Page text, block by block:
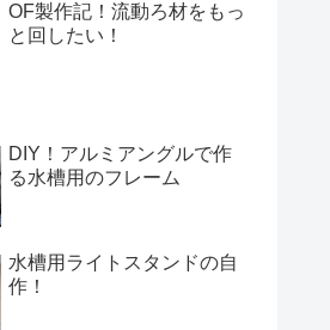
OF製作記！流動ろ材をもっ
と回したい！
DIY！アルミアングルで作
る水槽用のフレーム
水槽用ライトスタンドの自
作！